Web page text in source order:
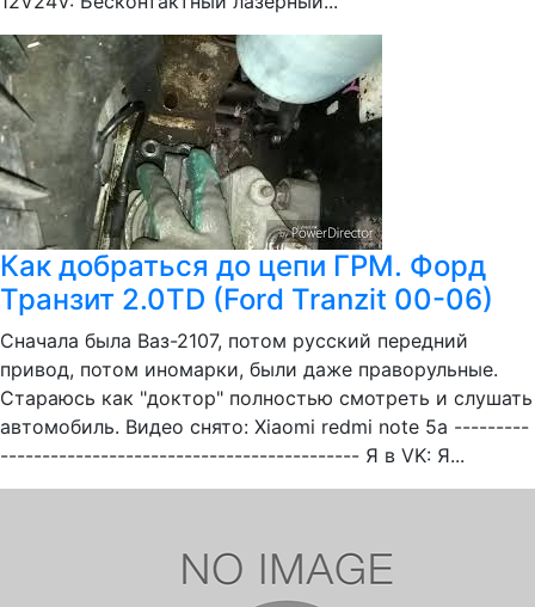
Как добраться до цепи ГРМ. Форд
Транзит 2.0TD (Ford Tranzit 00-06)
Сначала была Ваз-2107, потом русский передний
привод, потом иномарки, были даже праворульные.
Стараюсь как "доктор" полностью смотреть и слушать
автомобиль. Видео снято: Xiaomi redmi note 5a ---------
------------------------------------------- Я в VK: Я...